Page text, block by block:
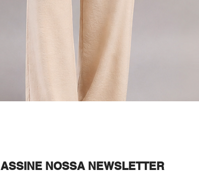
ASSINE NOSSA NEWSLETTER